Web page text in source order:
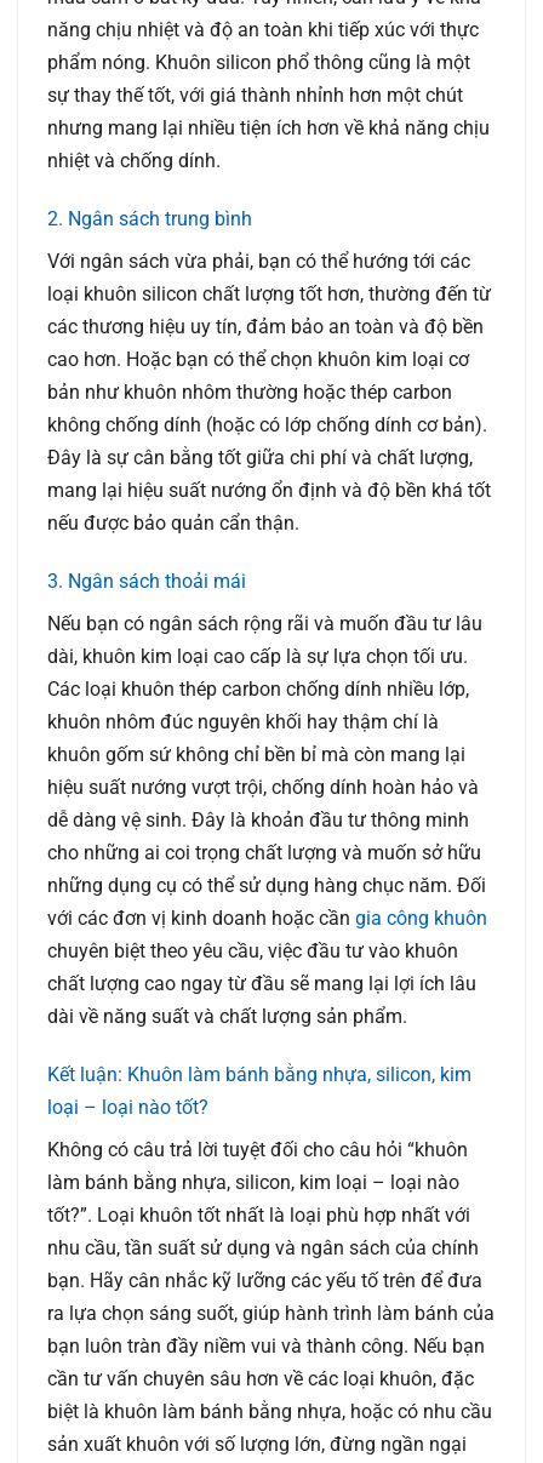
năng chịu nhiệt và độ an toàn khi tiếp xúc với thực
phẩm nóng. Khuôn silicon phổ thông cũng là một
sự thay thế tốt, với giá thành nhỉnh hơn một chút
nhưng mang lại nhiều tiện ích hơn về khả năng chịu
nhiệt và chống dính.
2. Ngân sách trung bình
Với ngân sách vừa phải, bạn có thể hướng tới các
loại khuôn silicon chất lượng tốt hơn, thường đến từ
các thương hiệu uy tín, đảm bảo an toàn và độ bền
cao hơn. Hoặc bạn có thể chọn khuôn kim loại cơ
bản như khuôn nhôm thường hoặc thép carbon
không chống dính (hoặc có lớp chống dính cơ bản).
Đây là sự cân bằng tốt giữa chi phí và chất lượng,
mang lại hiệu suất nướng ổn định và độ bền khá tốt
nếu được bảo quản cẩn thận.
3. Ngân sách thoải mái
Nếu bạn có ngân sách rộng rãi và muốn đầu tư lâu
dài, khuôn kim loại cao cấp là sự lựa chọn tối ưu.
Các loại khuôn thép carbon chống dính nhiều lớp,
khuôn nhôm đúc nguyên khối hay thậm chí là
khuôn gốm sứ không chỉ bền bỉ mà còn mang lại
hiệu suất nướng vượt trội, chống dính hoàn hảo và
dễ dàng vệ sinh. Đây là khoản đầu tư thông minh
cho những ai coi trọng chất lượng và muốn sở hữu
những dụng cụ có thể sử dụng hàng chục năm. Đối
với các đơn vị kinh doanh hoặc cần gia công khuôn
chuyên biệt theo yêu cầu, việc đầu tư vào khuôn
chất lượng cao ngay từ đầu sẽ mang lại lợi ích lâu
dài về năng suất và chất lượng sản phẩm.
Kết luận: Khuôn làm bánh bằng nhựa, silicon, kim
loại – loại nào tốt?
Không có câu trả lời tuyệt đối cho câu hỏi “khuôn
làm bánh bằng nhựa, silicon, kim loại – loại nào
tốt?”. Loại khuôn tốt nhất là loại phù hợp nhất với
nhu cầu, tần suất sử dụng và ngân sách của chính
bạn. Hãy cân nhắc kỹ lưỡng các yếu tố trên để đưa
ra lựa chọn sáng suốt, giúp hành trình làm bánh của
bạn luôn tràn đầy niềm vui và thành công. Nếu bạn
cần tư vấn chuyên sâu hơn về các loại khuôn, đặc
biệt là khuôn làm bánh bằng nhựa, hoặc có nhu cầu
sản xuất khuôn với số lượng lớn, đừng ngần ngại